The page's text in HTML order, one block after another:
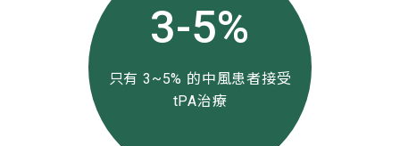
3-5%
只有 3~5% 的中風患者接受
tPA治療